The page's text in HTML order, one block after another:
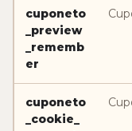
cuponeto
_preview
_rememb
er
cuponeto
_cookie_